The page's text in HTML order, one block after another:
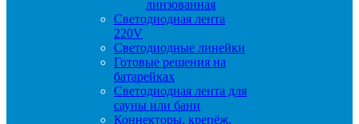
линзованная
Светодиодная лента
220V
Светодиодные линейки
Готовые решения на
батарейках
Светодиодная лента для
сауны или бани
Коннекторы, крепёж,